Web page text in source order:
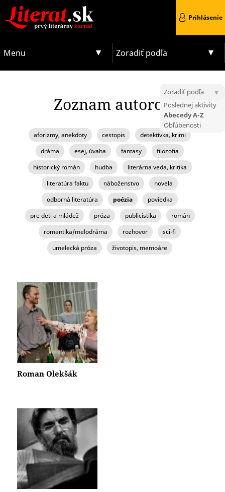
Menu Zoradiť podľa
Prihlásenie
Zoznam autorov
aforizmy, anekdoty cestopis
detektívka, krimi
dráma
esej, úvaha fantasy
filozofia
historický román
hudba
literárna veda, kritika
literatúra faktu
náboženstvo
novela
odborná literatúra
poézia
poviedka
pre deti a mládež
próza publicistika
román
romantika/melodráma
rozhovor
sci-fi
umelecká próza
životopis, memoáre
Zoradiť podľa
Poslednej aktivity
Abecedy A-Z
Obľúbenosti
Roman Olekšák
STRÁNKY